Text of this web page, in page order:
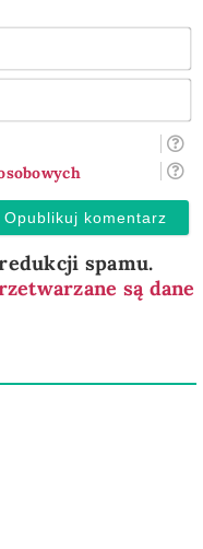
spamu.
są dane